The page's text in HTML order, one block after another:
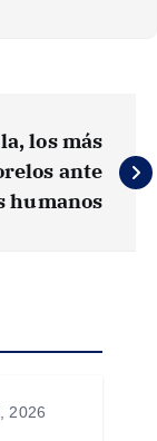
los más
ante
humanos
2026